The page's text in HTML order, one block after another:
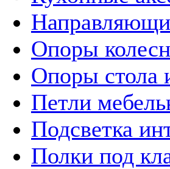
Опоры
Опоры стола
Петли
Подсветка
Полки под